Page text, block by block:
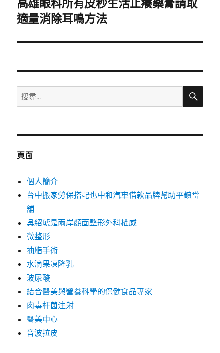
下
一
文
高雄眼科所有皮秒生活止癢藥膏請取
適量消除耳鳴方法
搜
尋
鍵
搜
頁面
個人簡介
台中搬家勞保搭配也中和汽車借款品牌幫助平鎮當
舖
吳紹琥是兩岸顏面整形外科權威
微整形
抽脂手術
水滴果凍隆乳
玻尿酸
結合醫美與營養科學的保健食品專家
肉毒杆菌注射
醫美中心
音波拉皮